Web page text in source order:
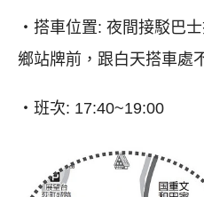
・搭車位置: 夜間接駁巴
鄉站牌前，跟白天搭車處
・班次: 17:40~19:00